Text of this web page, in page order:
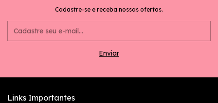
Cadastre-se e receba nossas ofertas.
Links Importantes